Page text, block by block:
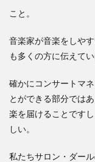
こと。
音楽家が音楽をしや
も多くの方に伝えて
確かにコンサートマ
とができる部分では
楽を届けることです
しい。
私たちサロン・ダー